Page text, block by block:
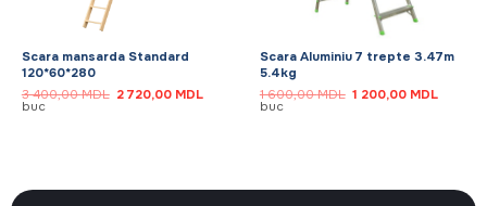
Scara mansarda Standard
120*60*280
3 400,00MDL Prețul
2 720,00 MDLPrețul
buc
Scara Aluminiu 7 trepte 3.47m
5.4kg
1 600,00MDL Prețul
1 200,00 MDLPrețul
buc